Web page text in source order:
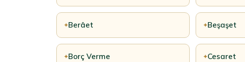
✦Berâet ✦Beşaşet
✦Borç Verme ✦Cesaret